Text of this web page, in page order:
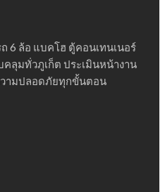
6 ล้อ แบคโฮ ตู้คอนเทนเนอร์
ลุมทั่วภูเก็ต ประเมินหน้างาน
วามปลอดภัยทุกขั้นตอน